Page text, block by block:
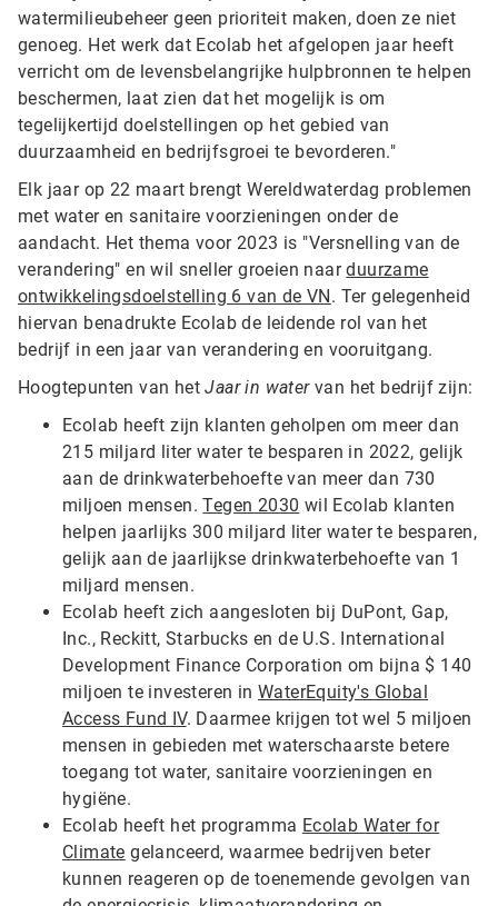
watermilieubeheer geen prioriteit maken, doen ze niet
genoeg. Het werk dat Ecolab het afgelopen jaar heeft
verricht om de levensbelangrijke hulpbronnen te helpen
beschermen, laat zien dat het mogelijk is om
tegelijkertijd doelstellingen op het gebied van
duurzaamheid en bedrijfsgroei te bevorderen."
Elk jaar op 22 maart brengt Wereldwaterdag problemen
met water en sanitaire voorzieningen onder de
aandacht. Het thema voor 2023 is "Versnelling van de
verandering" en wil sneller groeien naarduurzame
ontwikkelingsdoelstelling 6 van de VN . Ter gelegenheid
hiervan benadrukte Ecolab de leidende rol van het
bedrijf in een jaar van verandering en vooruitgang.
Hoogtepunten van hetJaar in watervan het bedrijf zijn:
Ecolab heeft zijn klanten geholpen om meer dan
215 miljard liter water te besparen in 2022, gelijk
aan de drinkwaterbehoefte van meer dan 730
miljoen mensen.Tegen 2030 wil Ecolab klanten
helpen jaarlijks 300 miljard liter water te besparen,
gelijk aan de jaarlijkse drinkwaterbehoefte van 1
miljard mensen.
Ecolab heeft zich aangesloten bij DuPont, Gap,
Inc., Reckitt, Starbucks en de U.S. International
Development Finance Corporation om bijna $ 140
miljoen te investeren in WaterEquity's Global
Access Fund IV. Daarmee krijgen tot wel 5 miljoen
mensen in gebieden met waterschaarste betere
toegang tot water, sanitaire voorzieningen en
hygiëne.
Ecolab heeft het programma Ecolab Water for
Climate gelanceerd, waarmee bedrijven beter
kunnen reageren op de toenemende gevolgen van